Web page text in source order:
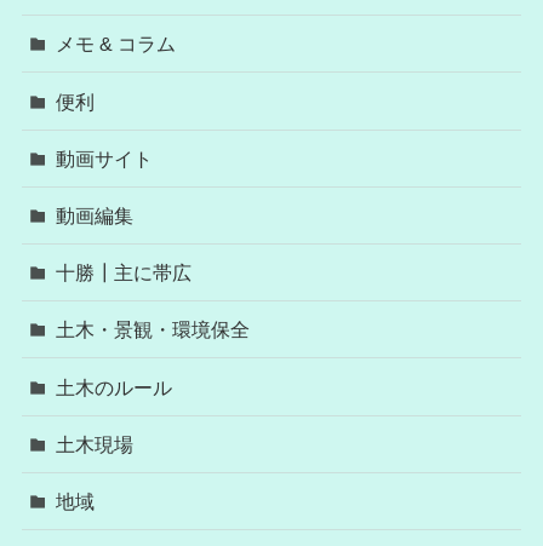
メモ & コラム
便利
動画サイト
動画編集
十勝┃主に帯広
土木・景観・環境保全
土木のルール
土木現場
地域